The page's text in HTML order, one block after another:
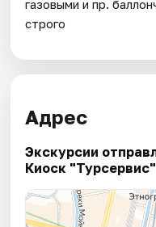
газовыми и пр.
строго
Адрес
Экскурсии
Киоск "Турсервис"